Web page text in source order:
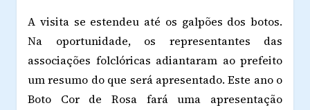
A visita se estendeu até os galpões dos botos.
Na oportunidade, os representantes das
associações folclóricas adiantaram ao prefeito
um resumo do que será apresentado. Este ano o
Boto Cor de Rosa fará uma apresentação